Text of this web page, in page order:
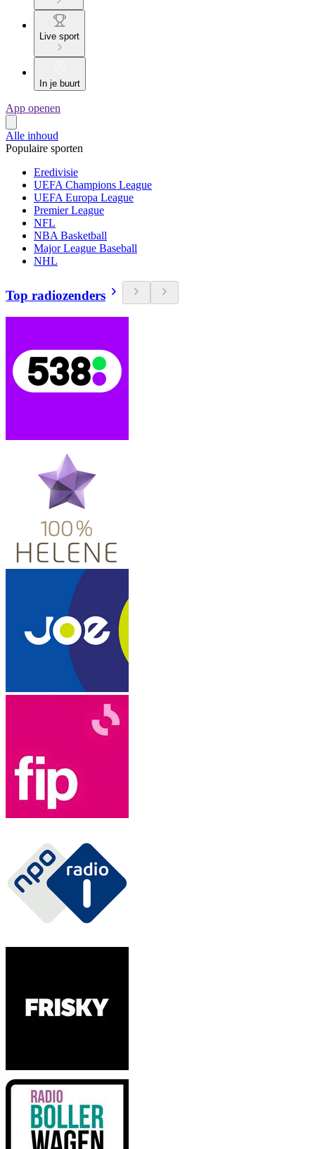
Live sport
In je buurt
App openen
Alle inhoud
Populaire sporten
Eredivisie
UEFA Champions League
UEFA Europa League
Premier League
NFL
NBA Basketball
Major League Baseball
NHL
Top radiozenders